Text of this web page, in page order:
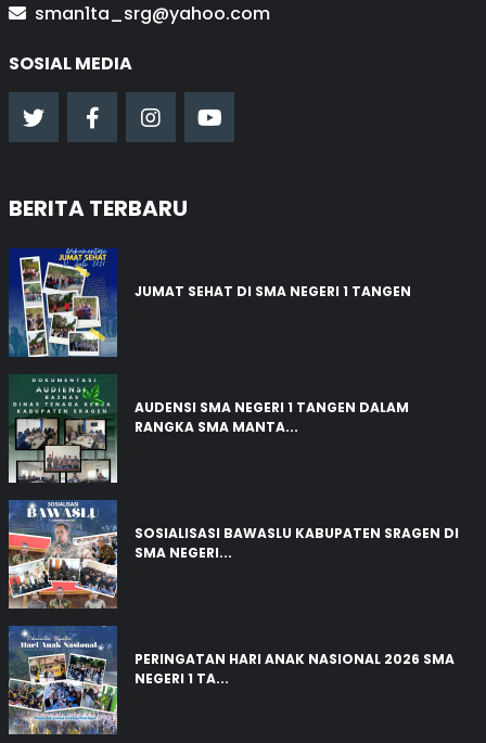
sman1ta_srg@yahoo.com
SOSIAL MEDIA
BERITA TERBARU
JUMAT SEHAT DI SMA NEGERI 1 TANGEN
AUDENSI SMA NEGERI 1 TANGEN DALAM
RANGKA SMA MANTA...
SOSIALISASI BAWASLU KABUPATEN SRAGEN DI
SMA NEGERI...
PERINGATAN HARI ANAK NASIONAL 2026 SMA
NEGERI 1 TA...